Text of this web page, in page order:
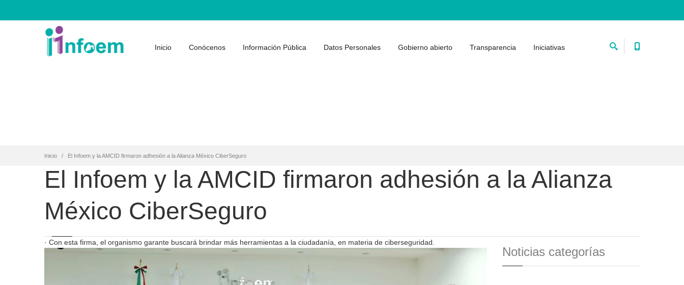
Inicio Conócenos Información Pública Datos Personales Gobierno abierto Transparencia Iniciativas
Inicio El Infoem y la AMCID firmaron adhesión a la Alianza México CiberSeguro
El Infoem y la AMCID firmaron adhesión a la Alianza
México CiberSeguro
· Con esta firma, el organismo garante buscará brindar más herramientas a la ciudadanía, en materia de ciberseguridad.
Noticias categorías